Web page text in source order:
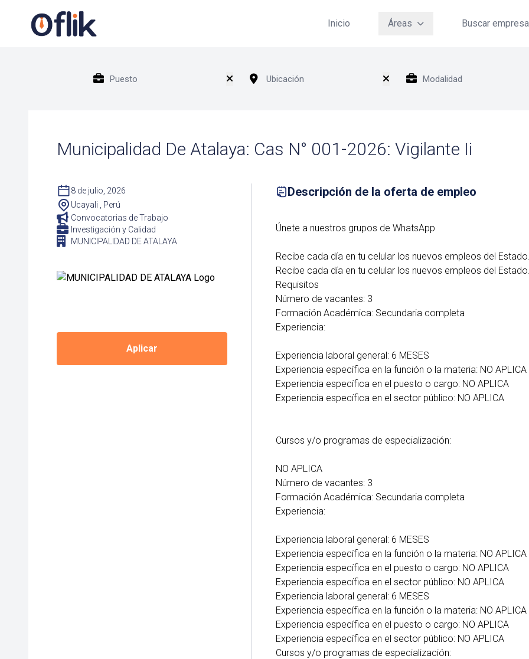
Inicio Áreas Buscar
Municipalidad De Atalaya: Cas N° 001-2026: Vigilante Ii
8 de julio, 2026
Ucayali , Perú
Convocatorias de Trabajo
Investigación y Calidad
MUNICIPALIDAD DE ATALAYA
Aplicar
Descripción de la oferta de empleo
Únete a nuestros grupos de WhatsApp
Recibe cada día en tu celular los nuevos empleos del
Recibe cada día en tu celular los nuevos empleos del
Requisitos
Número de vacantes: 3
Formación Académica: Secundaria completa
Experiencia:
Experiencia laboral general: 6 MESES
Experiencia específica en la función o la materia: NO APLICA
Experiencia específica en el puesto o cargo: NO APLICA
Experiencia específica en el sector público: NO APLICA
Cursos y/o programas de especialización:
NO APLICA
Número de vacantes: 3
Formación Académica: Secundaria completa
Experiencia:
Experiencia laboral general: 6 MESES
Experiencia específica en la función o la materia: NO APLICA
Experiencia específica en el puesto o cargo: NO APLICA
Experiencia específica en el sector público: NO APLICA
Experiencia laboral general: 6 MESES
Experiencia específica en la función o la materia: NO APLICA
Experiencia específica en el puesto o cargo: NO APLICA
Experiencia específica en el sector público: NO APLICA
Cursos y/o programas de especialización: